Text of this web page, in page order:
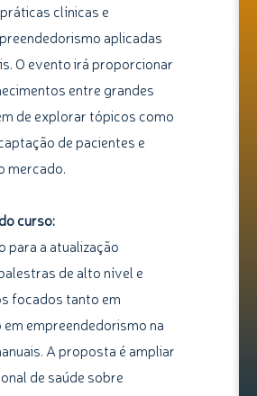
clínicas e
aplicadas
O evento irá proporcionar
entre grandes
de explorar tópicos como
de pacientes e
mercado.
curso:
para a atualização
de alto nível e
focados tanto em
empreendedorismo na
A proposta é ampliar
de saúde sobre